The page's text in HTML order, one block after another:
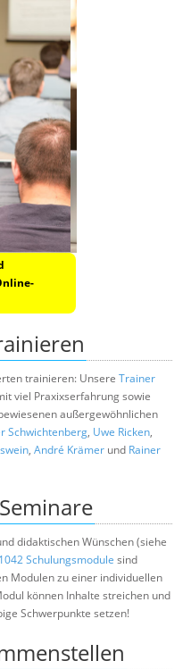
trainieren: Unsere Trainer
viel Praxixserfahrung sowie
außergewöhnlichen
Schwichtenberg, Uwe Ricken,
, André Krämer und Rainer
didaktischen Wünschen (siehe
1042 Schulungsmodule sind
Modulen zu einer individuellen
können Inhalte streichen und
Schwerpunkte setzen!